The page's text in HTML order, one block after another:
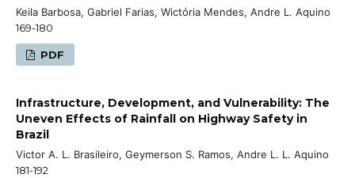
Keila Barbosa, Gabriel Farias, Wictória Mendes, Andre L. Aquino
169-180
PDF
Infrastructure, Development, and Vulnerability: The
Uneven Effects of Rainfall on Highway Safety in
Brazil
Victor A. L. Brasileiro, Geymerson S. Ramos, Andre L. L. Aquino
181-192